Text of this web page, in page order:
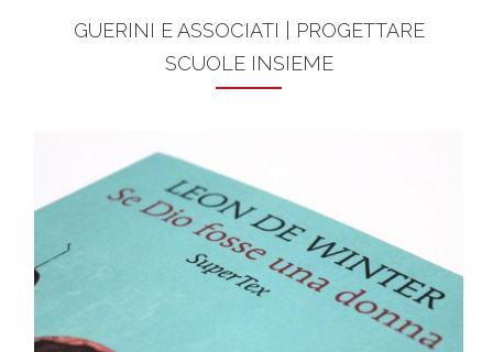
GUERINI E ASSOCIATI | PROGETTARE
SCUOLE INSIEME